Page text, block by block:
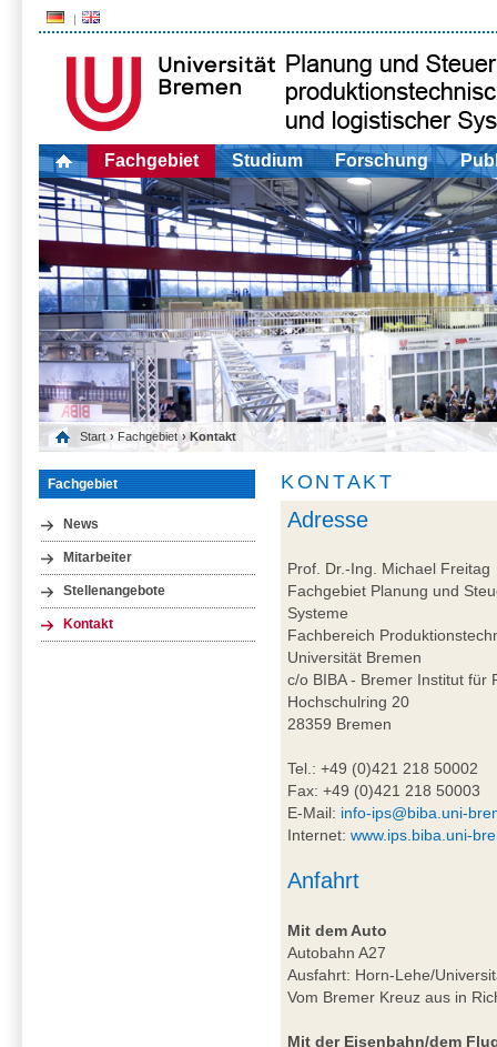
Fachgebiet Studium Forschung
Start › Fachgebiet › Kontakt
Fachgebiet
News
Mitarbeiter
Stellenangebote
Kontakt
KONTAKT
Adresse
Prof. Dr.-Ing. Michael Freitag
Fachgebiet Planung und
Systeme
Fachbereich
Universität Bremen
c/o BIBA - Bremer Institut für
Hochschulring 20
28359 Bremen
Tel.: +49 (0)421 218 50002
Fax: +49 (0)421 218 50003
E-Mail: info-ips@biba.uni-
Internet:www.ips.biba.uni-
Anfahrt
Mit dem Auto
Autobahn A27
Ausfahrt: Horn-Lehe/
Vom Bremer Kreuz aus in
Mit der Eisenbahn/dem